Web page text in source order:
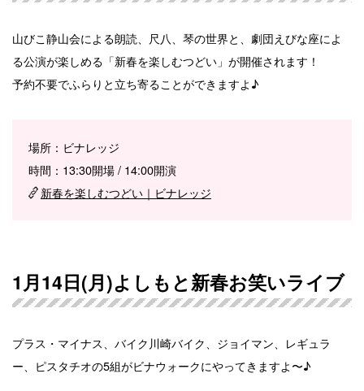
山びこ静山会による朗読、尺八、琴の世界と、劇団えびな座によ
る公演が楽しめる「新春を楽しむつどい」が開催されます！
予約不要でふらりと立ち寄ることができますよ♪
場所：ビナレッジ
時間：13:30開場 / 14:00開演
新春を楽しむつどい｜ビナレッジ
1月14日(月)よしもと新春お笑いライブ
プラス・マイナス、バイク川崎バイク、ジョイマン、レギュラ
ー、ピスタチオの5組がビナウォークにやってきますよ〜♪